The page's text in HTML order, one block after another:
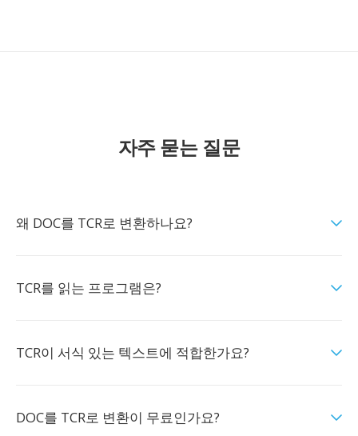
자주 묻는 질문
왜 DOC를 TCR로 변환하나요?
TCR를 읽는 프로그램은?
TCR이 서식 있는 텍스트에 적합한가요?
DOC를 TCR로 변환이 무료인가요?